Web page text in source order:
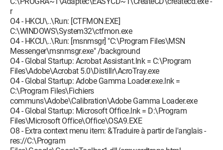
r
O4 - HKCU\..\Run: [CTFMON.EXE]
C:\WINDOWS\System32\ctfmon.exe
O4 - HKCU\..\Run: [msnmsgr] "C:\Program Files\MSN
Messenger\msnmsgr.exe" /background
O4 - Global Startup: Acrobat Assistant.lnk = C:\Program
Files\Adobe\Acrobat 5.0\Distillr\AcroTray.exe
O4 - Global Startup: Adobe Gamma Loader.exe.lnk =
C:\Program Files\Fichiers
communs\Adobe\Calibration\Adobe Gamma Loader.exe
O4 - Global Startup: Microsoft Office.lnk = D:\Program
Files\Microsoft Office\Office\OSA9.EXE
O8 - Extra context menu item: &Traduire à partir de l'anglais -
res://C:\Program